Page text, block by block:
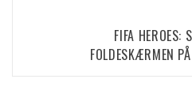
FIFA HEROES:
FOLDESKÆRMEN